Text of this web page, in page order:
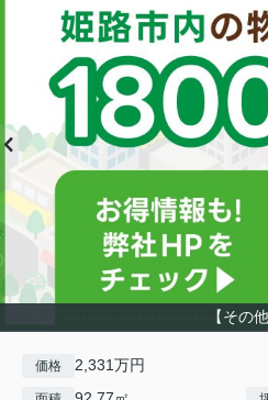
【その他
価格 2,331万円